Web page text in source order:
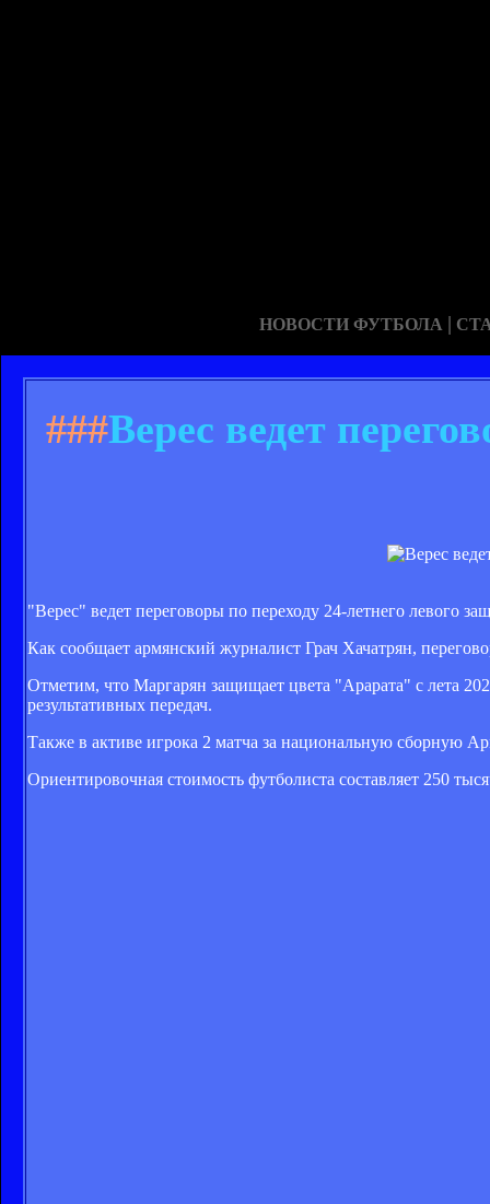
НОВОСТИ ФУТБОЛА |
###Верес ведет
"Верес" ведет переговоры по переходу 24-летнего левого
Как сообщает армянский журналист Грач Хачатрян,
Отметим, что Маргарян защищает цвета "Арарата" с лета
результативных передач.
Также в активе игрока 2 матча за национальную сборную
Ориентировочная стоимость футболиста составляет 250